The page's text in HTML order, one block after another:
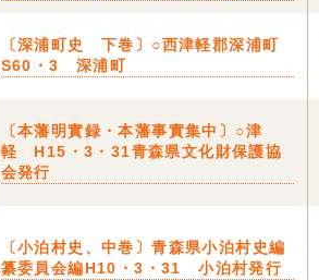
〔深浦町史 下巻〕○西津軽郡深浦町
S60・3 深浦町
〔本藩明實録・本藩事實集中〕○津
軽 H15・3・31青森県文化財保護協
会発行
〔小泊村史、中巻〕青森県小泊村史編
纂委員会編H10・3・31 小泊村発行